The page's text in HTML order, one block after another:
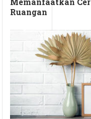
Ruangan